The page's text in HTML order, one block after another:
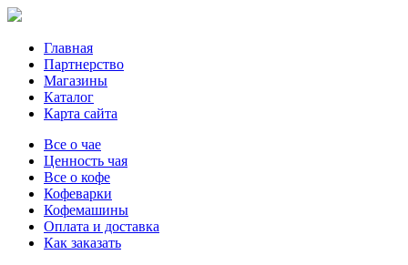
Главная
Партнерство
Магазины
Каталог
Карта сайта
Все о чае
Ценность чая
Все о кофе
Кофеварки
Кофемашины
Оплата и доставка
Как заказать